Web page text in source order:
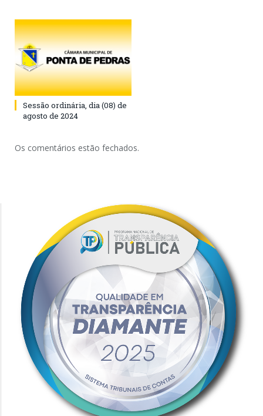
Sessão ordinária, dia (08) de
agosto de 2024
Os comentários estão fechados.